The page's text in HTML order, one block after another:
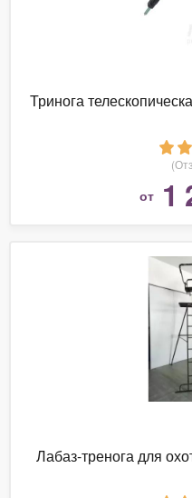
Тринога
от 1
Лабаз-тренога для